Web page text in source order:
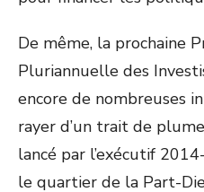
De même, la prochaine
Pluriannuelle des
encore de nombreuses
rayer d’un trait de
lancé par l’exécutif
le quartier de la Part-